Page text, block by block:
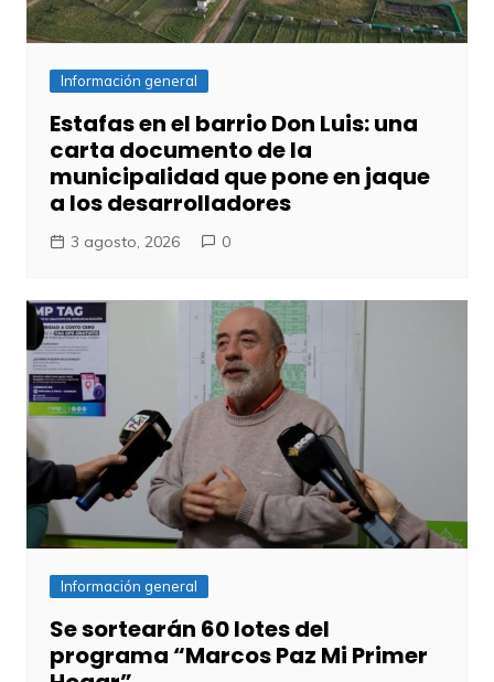
Información general
Estafas en el barrio Don Luis: una
carta documento de la
municipalidad que pone en jaque
a los desarrolladores
3 agosto, 2026 0
Información general
Se sortearán 60 lotes del
programa “Marcos Paz Mi Primer